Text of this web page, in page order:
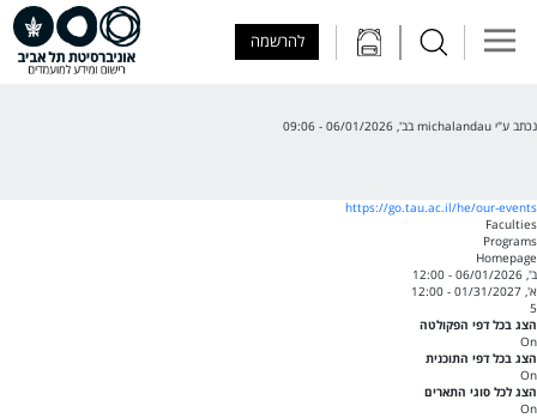
להרשמה
נכתב ע"י michalandau בב', 06/01/2026 - 09:06
https://go.tau.ac.il/he/our-events
Faculties
Programs
Homepage
ב', 06/01/2026 - 12:00
א', 01/31/2027 - 12:00
5
הצג בכל דפי הפקולטה
On
הצג בכל דפי התוכנית
On
הצג לכל סוגי התארים
On